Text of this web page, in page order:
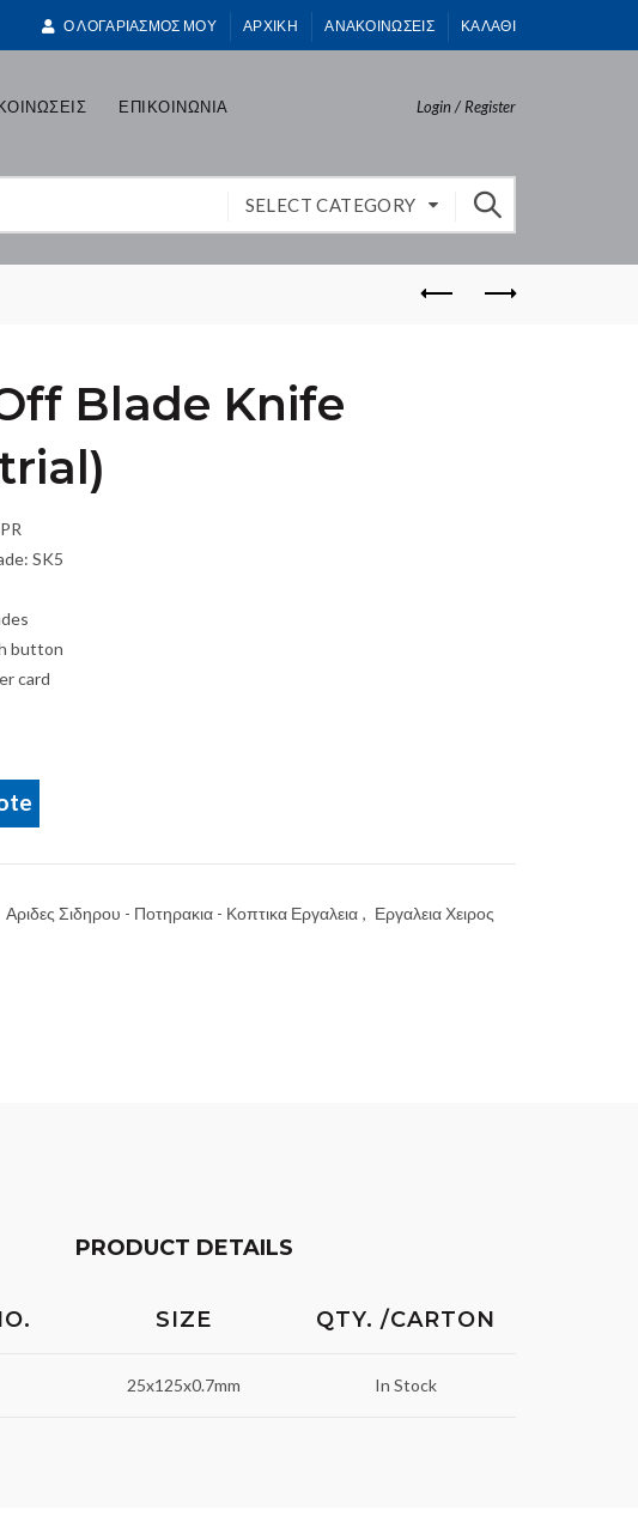
Ο ΛΟΓΑΡΙΑΣΜΟΣ ΜΟΥ ΑΡΧΙΚΗ ΑΝΑΚΟΙΝΩΣΕΙΣ ΚΑΛΑΘΙ
ΕΠΙΚΟΙΝΩΝΙΑ Login / Register
SELECT CATEGORY
Blade Knife
SK5
button
card
Αριδες Σιδηρου - Ποτηρακια - Κοπτικα Εργαλεια , Εργαλεια Χειρος
PRODUCT DETAILS
SIZE QTY. /CARTON
25x125x0.7mm In Stock